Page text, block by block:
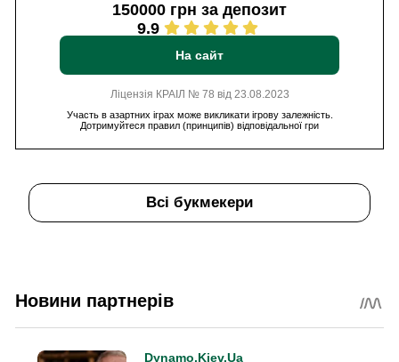
150000 грн за депозит
9.9
На сайт
Ліцензія КРАІЛ № 78 від 23.08.2023
Участь в азартних іграх може викликати ігрову залежність.
Дотримуйтеся правил (принципів) відповідальної гри
Всі букмекери